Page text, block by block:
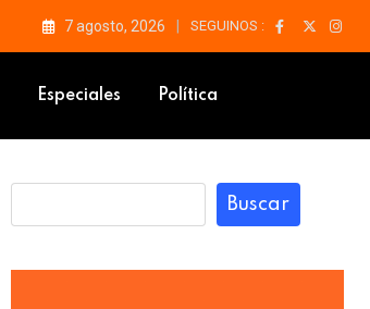
7 agosto, 2026 SEGUINOS :
Especiales Política
Buscar